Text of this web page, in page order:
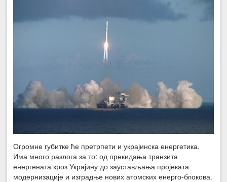
Огромне губитке ће претрпети и украјинска енергетика.
Има много разлога за то: од прекидања транзита
енергената кроз Украјину до заустављања пројеката
модернизације и изградње нових атомских енерго-блокова.